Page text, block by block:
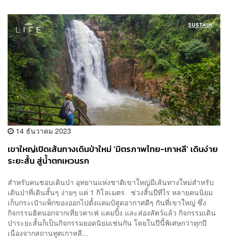
14 ธันวาคม 2023
เขาใหญ่เปิดเส้นทางเดินป่าใหม่ ‘มิตรภาพไทย-เกาหลี’ เดินง่าย
ระยะสั้น สู่น้ำตกเหวนรก
สำหรับคนชอบเดินป่า อุทยานแห่งชาติเขาใหญ่มีเส้นทางใหม่สำหรับ
เดินป่าที่เดินสั้นๆ ง่ายๆ แค่ 1 กิโลเมตร ช่วงสิ้นปีทีไร หลายคนนิยม
เก็บกระเป๋าแพ็กของออกไปตั้งแคมป์สูดอากาศดีๆ กันที่เขาใหญ่ ซึ่ง
กิจกรรมฮิตนอกจากเที่ยวคาเฟ่ แคมปิ้ง และส่องสัตว์แล้ว กิจกรรมเดิน
ป่าระยะสั้นก็เป็นกิจกรรมยอดนิยมเช่นกัน โดยในปีนี้พิเศษกว่าทุกปี
เนื่องจากสถานทูตเกาหลี...